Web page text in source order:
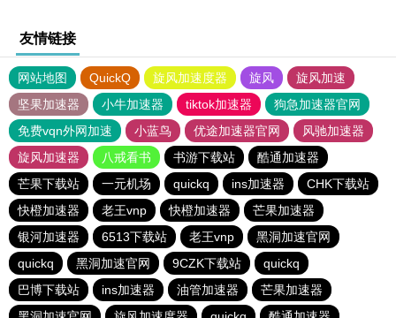
友情链接
网站地图 QuickQ 旋风加速度器 旋风
旋风加速
坚果加速器
小牛加速器 tiktok加速器
狗急加速器官网
免费vqn外网加速
小蓝鸟 优途加速器官网
风驰加速器
旋风加速器
八戒看书 书游下载站
酷通加速器
芒果下载站
一元机场 quickq ins加速器
CHK下载站
快橙加速器
老王vnp 快橙加速器
芒果加速器
银河加速器
6513下载站 老王vnp
黑洞加速官网
quickq
黑洞加速官网 9CZK下载站
quickq
巴博下载站
ins加速器 油管加速器
芒果加速器